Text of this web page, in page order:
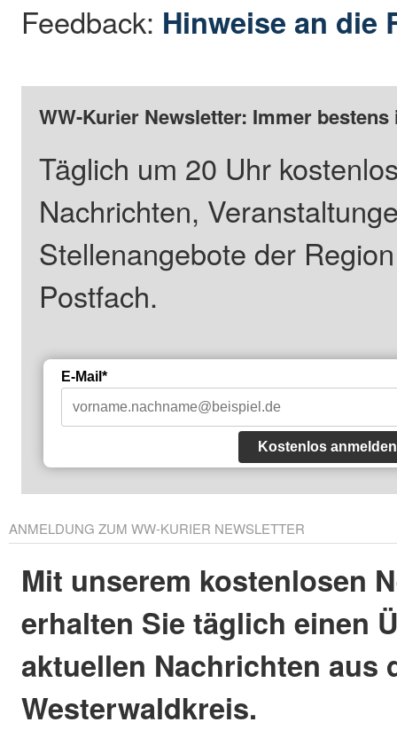
Feedback: Hinweise an die
WW-Kurier Newsletter: Immer
Täglich um 20 Uhr
Nachrichten,
Stellenangebote der
Postfach.
E-Mail*
Kostenlos anmelden
ANMELDUNG ZUM WW-KURIER NEWSLETTER
Mit unserem kostenlosen
erhalten Sie täglich einen
aktuellen Nachrichten aus
Westerwaldkreis.